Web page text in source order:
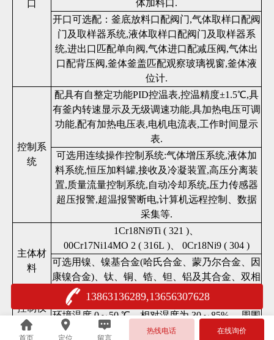
口
体加料口.
开口可选配：釜底放料口配阀门,气体取样口配阀
门及取样器系统,液体取样口配阀门及取样器系
统,进出口匹配单向阀,气体进口配减压阀,气体出
口配背压阀,釜体釜盖匹配观察玻璃视窗,釜体液
位计.
控制系
统
配具有自整定功能PID控温表,控温精度±1.5℃,具
有釜内转速显示及无级调速功能,具加热电压可调
功能,配有加热电压表,电机电流表,工作时间显示
表.
可选用连续操作控制系统:气体增压系统,液体加
料系统,恒压加料罐,接收及冷凝装置,高压分离装
置,质量流量控制系统,自动冷却系统,压力传感器
超压报警,超温报警断电,计算机远程控制、数据
采集等.
主体材
料
1Cr18Ni9Ti ( 321 )、
00Cr17Ni14MO 2 ( 316L )、 0Cr18Ni9 ( 304 )
可选用镍、镍基合金(哈氏合金、蒙乃尔合金、因
康镍合金)、钛、铜、锆、钽、铝及其合金、双相
不锈钢、聚四氟乙烯等
控制仪
的工作
环境
环境温度 0～50 ℃，相对湿度为 30～85% ，周围
介质中不含导电尘埃及腐蚀气体。
13863136289,13656307628
首页 定位 留言
热线电话 在线询价